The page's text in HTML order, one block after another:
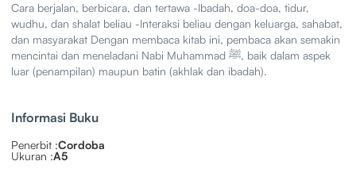
Cara berjalan, berbicara, dan tertawa -Ibadah, doa-doa, tidur,
wudhu, dan shalat beliau -Interaksi beliau dengan keluarga, sahabat,
dan masyarakat Dengan membaca kitab ini, pembaca akan semakin
mencintai dan meneladani Nabi Muhammad ﷺ, baik dalam aspek
luar (penampilan) maupun batin (akhlak dan ibadah).
Informasi Buku
Penerbit :Cordoba
Ukuran :A5